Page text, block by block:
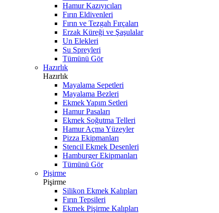
Hamur Kazıyıcıları
Fırın Eldivenleri
Fırın ve Tezgah Fırçaları
Erzak Küreği ve Şaşulalar
Un Elekleri
Su Spreyleri
Tümünü Gör
Hazırlık
Hazırlık
Mayalama Sepetleri
Mayalama Bezleri
Ekmek Yapım Setleri
Hamur Pasaları
Ekmek Soğutma Telleri
Hamur Açma Yüzeyler
Pizza Ekipmanları
Stencil Ekmek Desenleri
Hamburger Ekipmanları
Tümünü Gör
Pişirme
Pişirme
Silikon Ekmek Kalıpları
Fırın Tepsileri
Ekmek Pişirme Kalıpları